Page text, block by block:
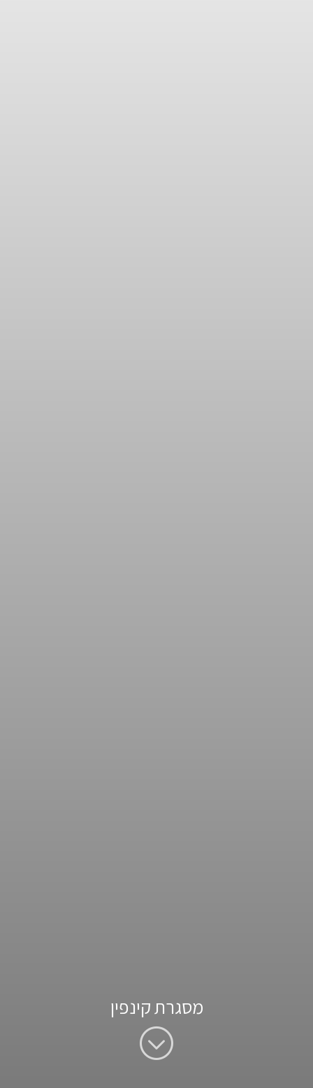
מסגרת קינפין